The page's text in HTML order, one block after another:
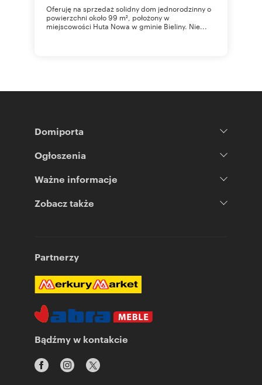
Oferuję na sprzedaż solidny dom jednorodzinny o
powierzchni około 99 m², położony w
miejscowości Huta Nowa w gminie Bieliny. Nie...
Domiporta
Ogłoszenia
Ważne informacje
Zobacz także
Partnerzy
Bądźmy w kontakcie